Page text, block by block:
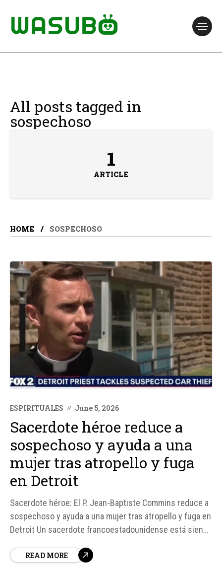
All posts tagged in
sospechoso
1
ARTICLE
HOME SOSPECHOSO
ESPIRITUALES June 5, 2026
Sacerdote héroe reduce a
sospechoso y ayuda a una
mujer tras atropello y fuga
en Detroit
Sacerdote héroe: El P. Jean-Baptiste Commins reduce a
sospechoso y ayuda a una mujer tras atropello y fuga en
Detroit Un sacerdote francoestadounidense está siendo
rápidamente en las inmediaciones del Santuario San
READ MORE